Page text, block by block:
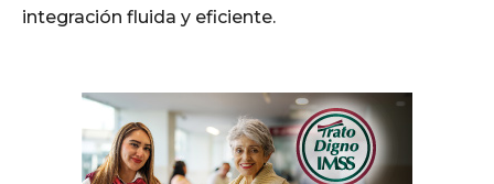
integración fluida y eficiente.